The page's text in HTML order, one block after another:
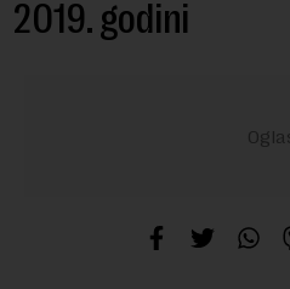
2019. godini